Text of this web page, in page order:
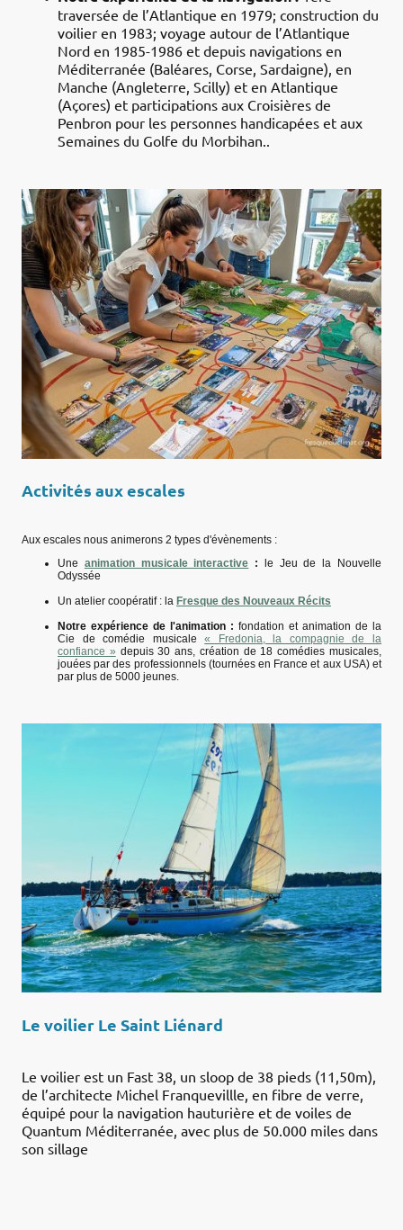
traversée de l’Atlantique en 1979; construction du
voilier en 1983; voyage autour de l’Atlantique
Nord en 1985-1986 et depuis navigations en
Méditerranée (Baléares, Corse, Sardaigne), en
Manche (Angleterre, Scilly) et en Atlantique
(Açores) et participations aux Croisières de
Penbron pour les personnes handicapées et aux
Semaines du Golfe du Morbihan..
Activités aux escales
Aux escales nous animerons 2 types d'évènements :
Une animation musicale interactive :
le Jeu de la Nouvelle
Odyssée
Un atelier coopératif : la Fresque des Nouveaux Récits
Notre expérience de l'animation : fondation et animation de la
Cie de comédie musicale« Fredonia, la compagnie de la
confiance » depuis 30 ans, création de 18 comédies musicales,
jouées par des professionnels (tournées en France et aux USA) et
par plus de 5000 jeunes.
Le voilier Le Saint Liénard
Le voilier est un Fast 38, un sloop de 38 pieds (11,50m),
de l’architecte Michel Franquevillle, en fibre de verre,
équipé pour la navigation hauturière et de voiles de
Quantum Méditerranée, avec plus de 50.000 miles dans
son sillage